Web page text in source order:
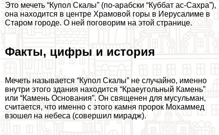
Это мечеть “Купол Скалы” (по-арабски “Куббат ас-Сахра”),
она находится в центре Храмовой горы в Иерусалиме в
Старом городе. О ней поговорим на этой странице.
Факты, цифры и история
Мечеть называется “Купол Скалы” не случайно, именно
внутри этого здания находится “Краеугольный Камень”
или “Камень Основания”. Он священен для мусульман,
считается, что именно с этого камня пророк Мохаммед
взошел на небеса (совершил мирадж).